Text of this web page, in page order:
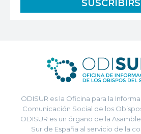
ODISUR es la Oficina para la
Comunicación Social de los
ODISUR es un órgano de la
Sur de España al servicio de la